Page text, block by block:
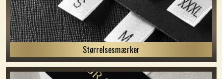
Størrelsesmærker